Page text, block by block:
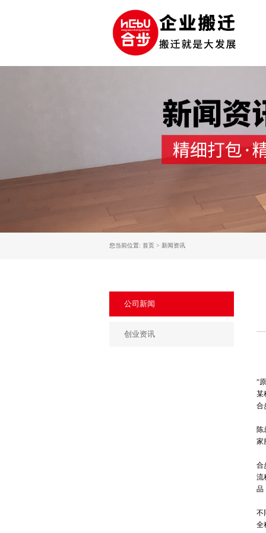
您当前位置: 首页 > 新闻资讯
公司新闻
创业资讯
“
某
合
陈
家
合
流
品
不
全